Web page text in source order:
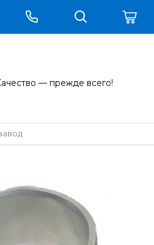
— прежде всего!